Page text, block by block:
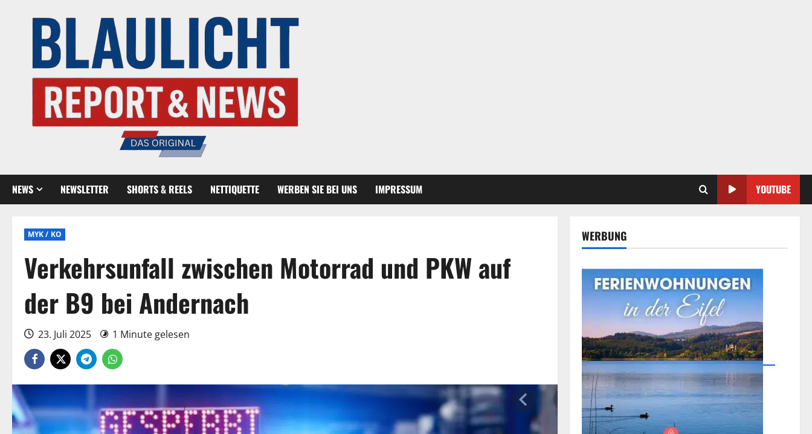
NEWS NEWSLETTER SHORTS & REELS NETTIQUETTE WERBEN SIE BEI UNS IMPRESSUM YOUTUBE
MYK / KO
Verkehrsunfall zwischen Motorrad und PKW auf
der B9 bei Andernach
23. Juli 2025 1 Minute gelesen
WERBUNG